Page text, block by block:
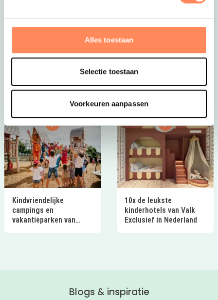
Alles toestaan
Selectie toestaan
Voorkeuren aanpassen
eindeloos in de natuur, bouwen ze hutten, spetteren ze
avontuur. Een paradijs voor jonge ontdekkers én een
plek waar ouders helemaal tot rust komen.
Bekijk Huttopia de Roos
Kindvriendelijke
campings en
vakantieparken van
10x de leukste
kinderhotels van Valk
Exclusief in Nederland
Blogs & inspiratie